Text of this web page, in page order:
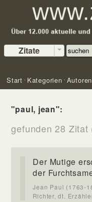
Zitate
Start Kategorien Autoren
"paul, jean":
gefunden 28 Zitat
Der Mutige
der
Jean Paul (1763-
Richter, dt.